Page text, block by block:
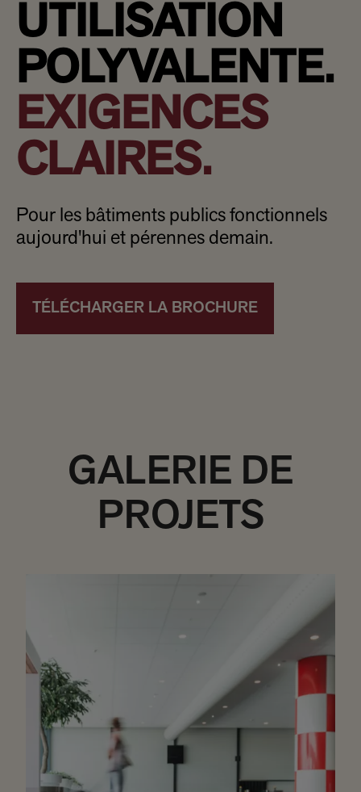
UTILISATION
POLYVALENTE.
EXIGENCES
CLAIRES.
Pour les bâtiments publics fonctionnels
aujourd'hui et pérennes demain.​
TÉLÉCHARGER LA BROCHURE
GALERIE DE
PROJETS